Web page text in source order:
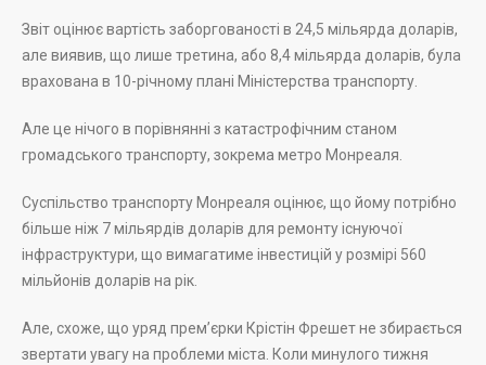
Звіт оцінює вартість заборгованості в 24,5 мільярда доларів,
але виявив, що лише третина, або 8,4 мільярда доларів, була
врахована в 10-річному плані Міністерства транспорту.
Але це нічого в порівнянні з катастрофічним станом
громадського транспорту, зокрема метро Монреаля.
Суспільство транспорту Монреаля оцінює, що йому потрібно
більше ніж 7 мільярдів доларів для ремонту існуючої
інфраструктури, що вимагатиме інвестицій у розмірі 560
мільйонів доларів на рік.
Але, схоже, що уряд прем’єрки Крістін Фрешет не збирається
звертати увагу на проблеми міста. Коли минулого тижня